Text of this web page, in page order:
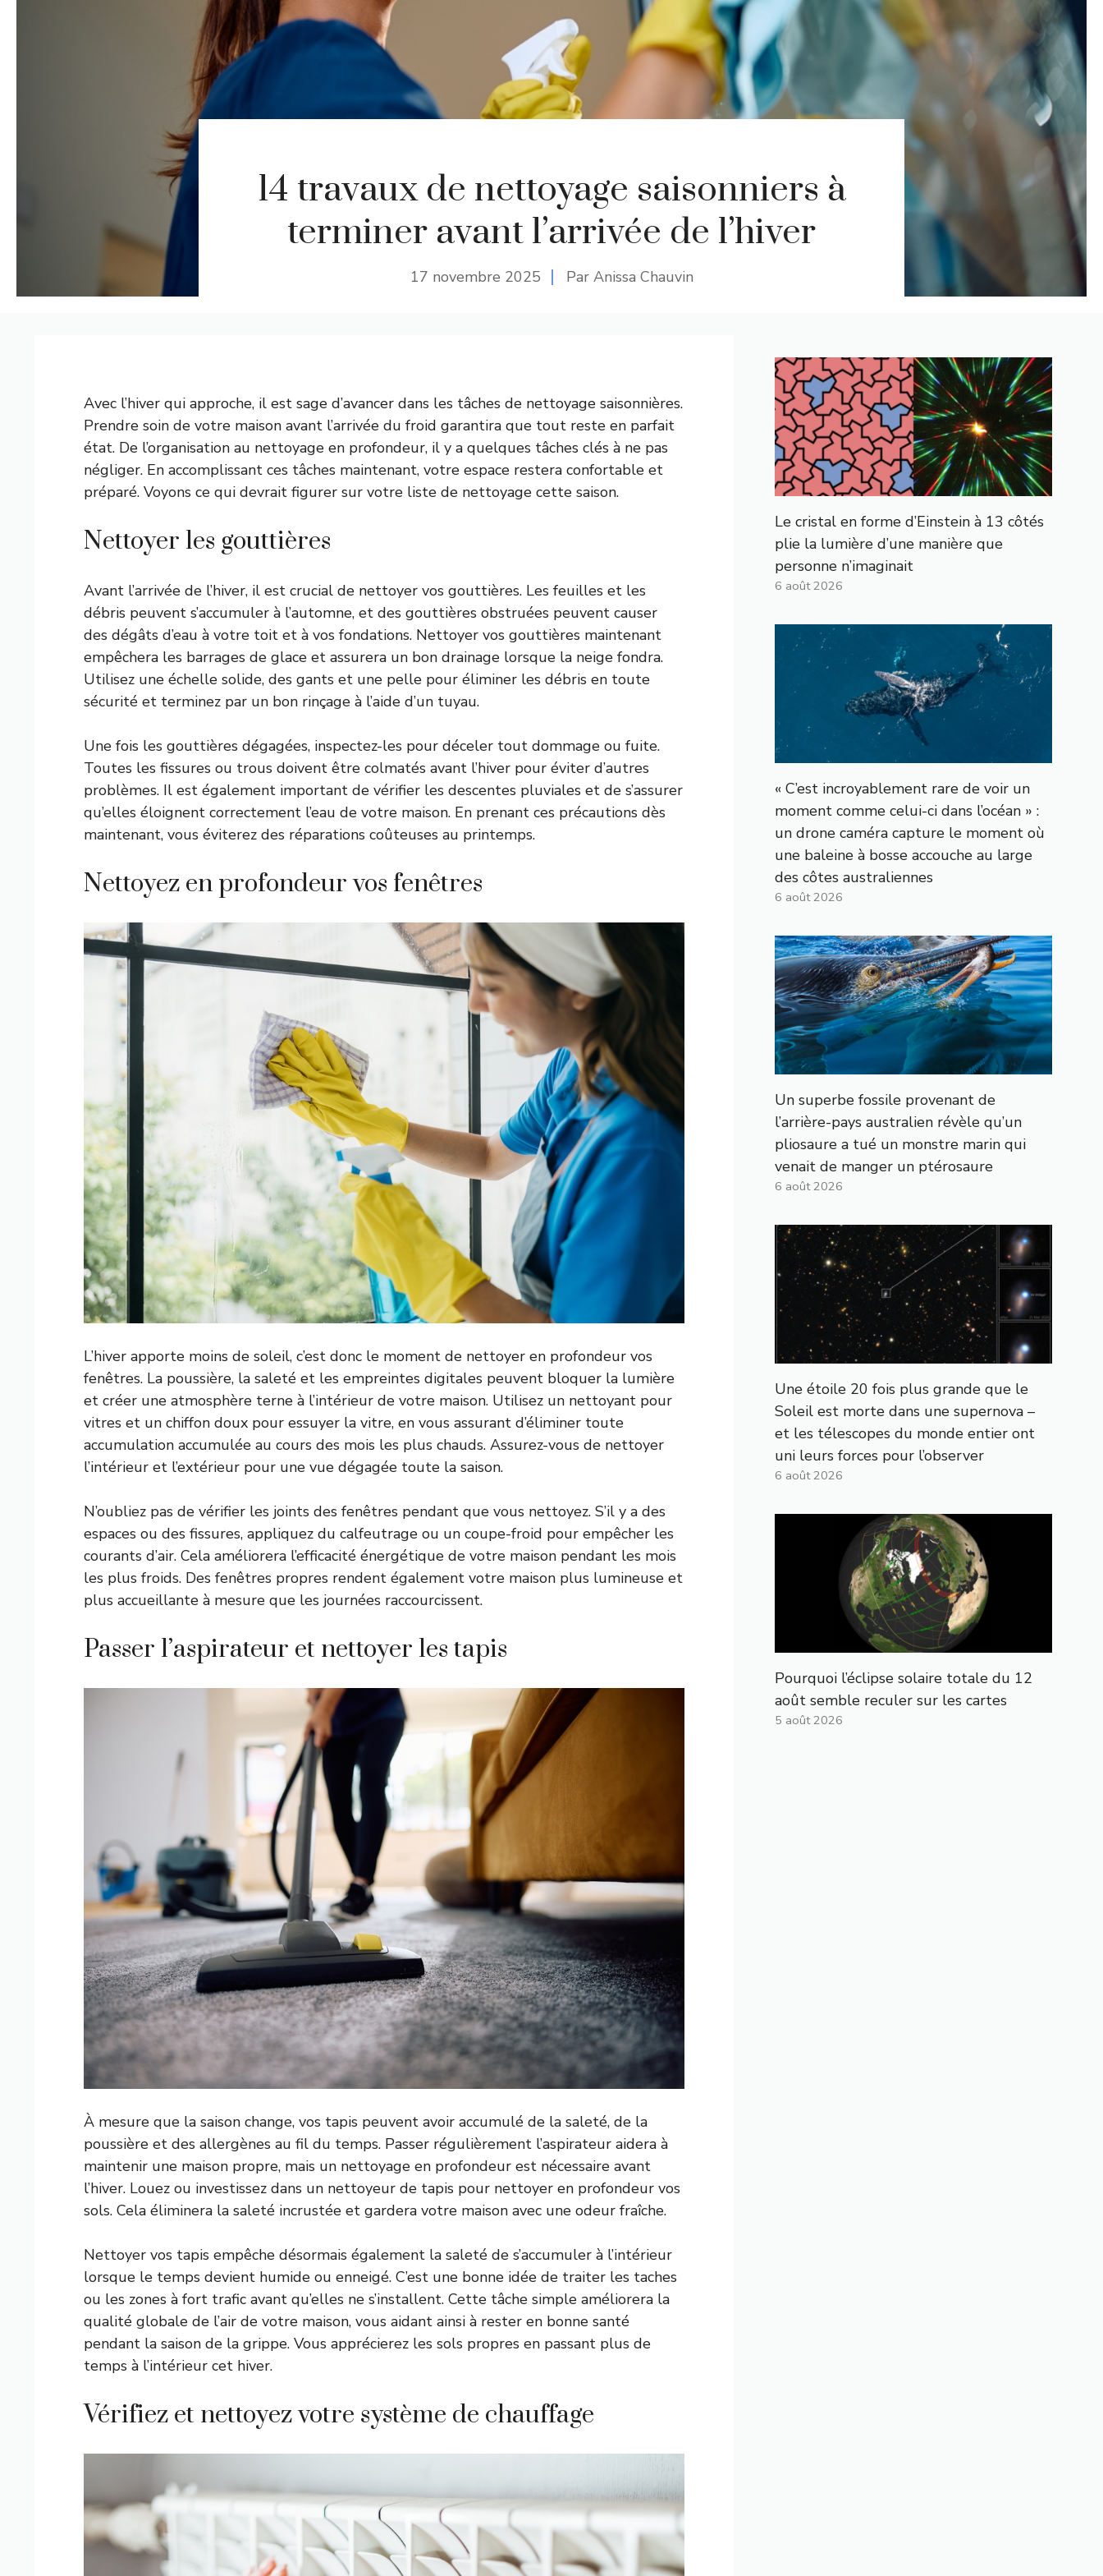
14 travaux de nettoyage saisonniers à
terminer avant l’arrivée de l’hiver
17 novembre 2025 Par Anissa Chauvin
Avec l’hiver qui approche, il est sage d’avancer dans les tâches de nettoyage saisonnières.
Prendre soin de votre maison avant l’arrivée du froid garantira que tout reste en parfait
état. De l’organisation au nettoyage en profondeur, il y a quelques tâches clés à ne pas
négliger. En accomplissant ces tâches maintenant, votre espace restera confortable et
préparé. Voyons ce qui devrait figurer sur votre liste de nettoyage cette saison.
Nettoyer les gouttières
Avant l’arrivée de l’hiver, il est crucial de nettoyer vos gouttières. Les feuilles et les
débris peuvent s’accumuler à l’automne, et des gouttières obstruées peuvent causer
des dégâts d’eau à votre toit et à vos fondations. Nettoyer vos gouttières maintenant
empêchera les barrages de glace et assurera un bon drainage lorsque la neige fondra.
Utilisez une échelle solide, des gants et une pelle pour éliminer les débris en toute
sécurité et terminez par un bon rinçage à l’aide d’un tuyau.
Une fois les gouttières dégagées, inspectez-les pour déceler tout dommage ou fuite.
Toutes les fissures ou trous doivent être colmatés avant l’hiver pour éviter d’autres
problèmes. Il est également important de vérifier les descentes pluviales et de s’assurer
qu’elles éloignent correctement l’eau de votre maison. En prenant ces précautions dès
maintenant, vous éviterez des réparations coûteuses au printemps.
Nettoyez en profondeur vos fenêtres
L’hiver apporte moins de soleil, c’est donc le moment de nettoyer en profondeur vos
fenêtres. La poussière, la saleté et les empreintes digitales peuvent bloquer la lumière
et créer une atmosphère terne à l’intérieur de votre maison. Utilisez un nettoyant pour
vitres et un chiffon doux pour essuyer la vitre, en vous assurant d’éliminer toute
accumulation accumulée au cours des mois les plus chauds. Assurez-vous de nettoyer
l’intérieur et l’extérieur pour une vue dégagée toute la saison.
N’oubliez pas de vérifier les joints des fenêtres pendant que vous nettoyez. S’il y a des
espaces ou des fissures, appliquez du calfeutrage ou un coupe-froid pour empêcher les
courants d’air. Cela améliorera l’efficacité énergétique de votre maison pendant les mois
les plus froids. Des fenêtres propres rendent également votre maison plus lumineuse et
plus accueillante à mesure que les journées raccourcissent.
Passer l’aspirateur et nettoyer les tapis
À mesure que la saison change, vos tapis peuvent avoir accumulé de la saleté, de la
poussière et des allergènes au fil du temps. Passer régulièrement l’aspirateur aidera à
maintenir une maison propre, mais un nettoyage en profondeur est nécessaire avant
l’hiver. Louez ou investissez dans un nettoyeur de tapis pour nettoyer en profondeur vos
sols. Cela éliminera la saleté incrustée et gardera votre maison avec une odeur fraîche.
Nettoyer vos tapis empêche désormais également la saleté de s’accumuler à l’intérieur
lorsque le temps devient humide ou enneigé. C’est une bonne idée de traiter les taches
ou les zones à fort trafic avant qu’elles ne s’installent. Cette tâche simple améliorera la
qualité globale de l’air de votre maison, vous aidant ainsi à rester en bonne santé
pendant la saison de la grippe. Vous apprécierez les sols propres en passant plus de
temps à l’intérieur cet hiver.
Vérifiez et nettoyez votre système de chauffage
Le cristal en forme d’Einstein à 13 côtés
plie la lumière d’une manière que
personne n’imaginait
6 août 2026
« C’est incroyablement rare de voir un
moment comme celui-ci dans l’océan » :
un drone caméra capture le moment où
une baleine à bosse accouche au large
des côtes australiennes
6 août 2026
Un superbe fossile provenant de
l’arrière-pays australien révèle qu’un
pliosaure a tué un monstre marin qui
venait de manger un ptérosaure
6 août 2026
Une étoile 20 fois plus grande que le
Soleil est morte dans une supernova –
et les télescopes du monde entier ont
uni leurs forces pour l’observer
6 août 2026
Pourquoi l’éclipse solaire totale du 12
août semble reculer sur les cartes
5 août 2026